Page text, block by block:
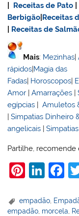
Receitas de Pato
Berbigão Receitas
Receitas de
Mais: Mezinhas|
rápidos|Magia das
Fadas| Horoscopos|
Amor |Amarrações |
egípcias |Amuletos
|Simpatias Dinheiro
angelicais |
Partilhe,
Pi
er
Li
k
F
c
empadão
empadão morcela